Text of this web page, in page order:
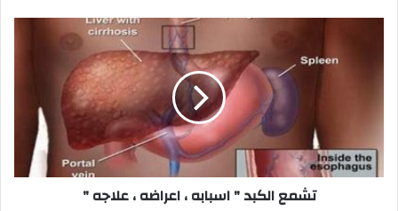
"
علاجه
"
تشمع الكبد " اسبابه ، اعراضه ، علاجه "